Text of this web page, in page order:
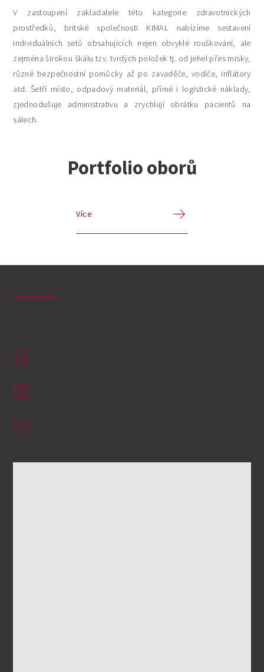
V zastoupení zakladatele této kategorie zdravotnických
prostředků, britské společnosti KIMAL nabízíme sestavení
individuálních setů obsahujících nejen obvyklé rouškování, ale
zejména širokou škálu tzv. tvrdých položek tj. od jehel přes misky,
různé bezpečnostní pomůcky až po zavaděče, vodiče, inflátory
atd. Šetří místo, odpadový materiál, přímé i logistické náklady,
zjednodušuje administrativu a zrychlují obrátku pacientů na
sálech.
Portfolio oborů
Více